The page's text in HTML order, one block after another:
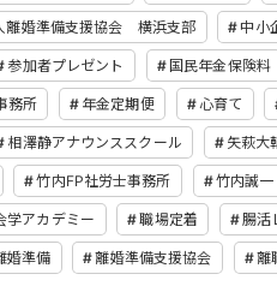
離婚準備支援協会 横浜支部 中小
参加者プレゼント 国民年金保険料
務所 年金定期便 心育て
相澤静アナウンススクール 矢萩大
竹内FP社労士事務所 竹内誠一
学アカデミー 職場定着 腸活
婚準備 離婚準備支援協会 離